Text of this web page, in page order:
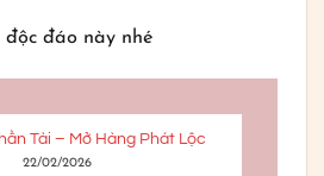
đáo này nhé
Tài – Mở Hàng Phát Lộc
22/02/2026